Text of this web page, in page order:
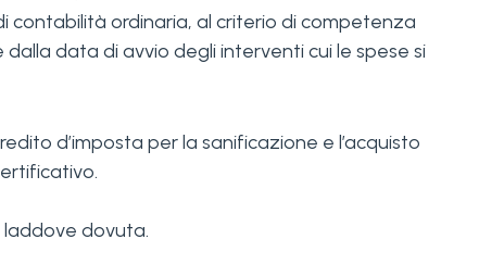
contabilità ordinaria, al criterio di competenza
data di avvio degli interventi cui le spese si
d’imposta per la sanificazione e l’acquisto
laddove dovuta.